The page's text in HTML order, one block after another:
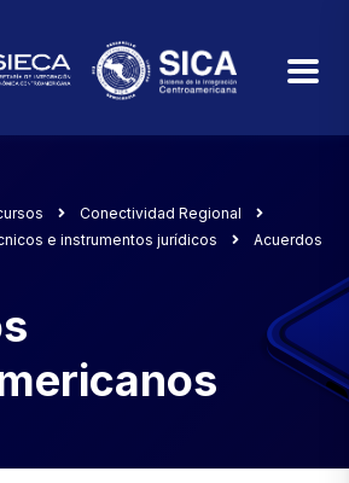
Conectividad Regional
e instrumentos jurídicos
Acuerdos